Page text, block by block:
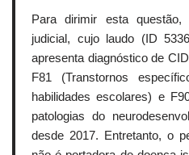
Para dirimir esta
judicial, cujo laudo (ID
apresenta diagnóstico de
F81 (Transtornos
habilidades escolares) e
patologias do
desde 2017. Entretanto, o